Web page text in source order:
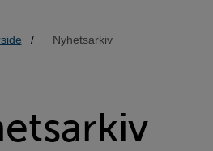
Nyhetsarkiv